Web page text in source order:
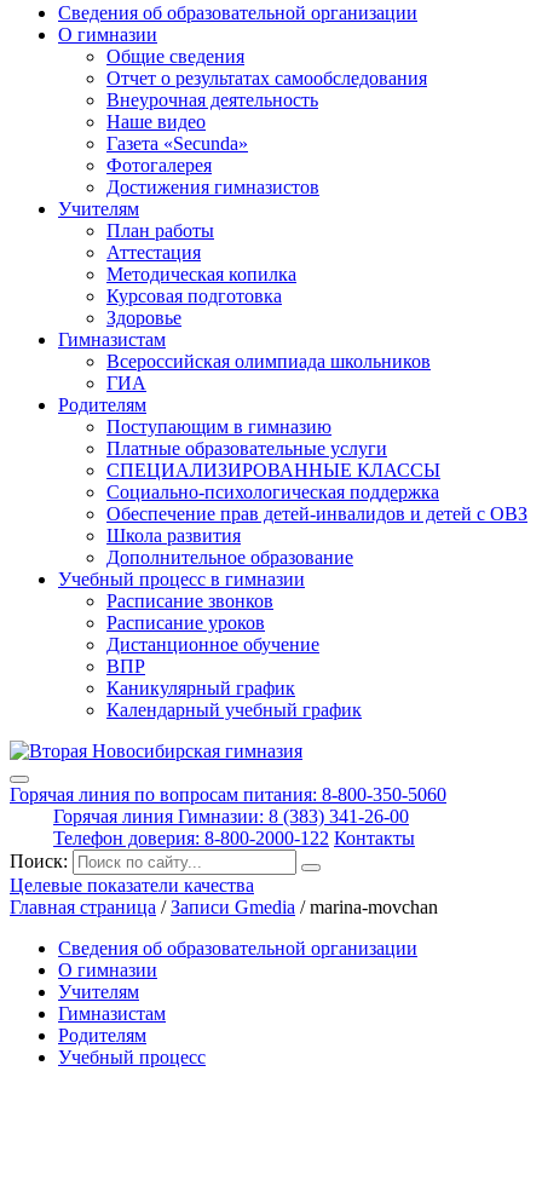
Сведения об образовательной организации
О гимназии
Общие сведения
Отчет о результатах самообследования
Внеурочная деятельность
Наше видео
Газета «Secunda»
Фотогалерея
Достижения гимназистов
Учителям
План работы
Аттестация
Методическая копилка
Курсовая подготовка
Здоровье
Гимназистам
Всероссийская олимпиада школьников
ГИА
Родителям
Поступающим в гимназию
Платные образовательные услуги
СПЕЦИАЛИЗИРОВАННЫЕ КЛАССЫ
Социально-психологическая поддержка
Обеспечение прав детей-инвалидов и детей с ОВЗ
Школа развития
Дополнительное образование
Учебный процесс в гимназии
Расписание звонков
Расписание уроков
Дистанционное обучение
ВПР
Каникулярный график
Календарный учебный график
Горячая линия по вопросам питания: 8-800-350-5060
Горячая линия Гимназии: 8 (383) 341-26-00
Телефон доверия: 8-800-2000-122 Контакты
Поиск:
Целевые показатели качества
Главная страница /Записи Gmedia /marina-movchan
Сведения об образовательной организации
О гимназии
Учителям
Гимназистам
Родителям
Учебный процесс